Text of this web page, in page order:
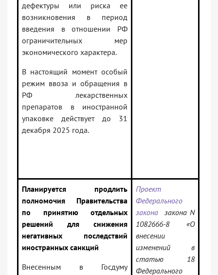
дефектуры или риска ее
возникновения в период
введения в отношении РФ
ограничительных мер
экономического характера.
В настоящий момент особый
режим ввоза и обращения в
РФ лекарственных
препаратов в иностранной
упаковке действует до 31
декабря 2025 года.
Планируется продлить
полномочия Правительства
по принятию отдельных
решений для снижения
негативных последствий
иностранных санкций
Внесенным в Госдуму
Проект
Федерального
закона закона N
1082666-8 «О
внесении
изменений в
статью 18
Федерального